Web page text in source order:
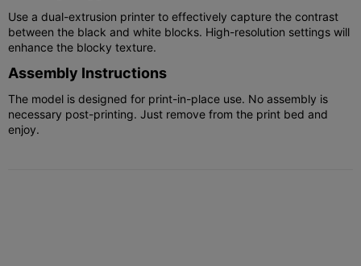
Use a dual-extrusion printer to effectively capture the contrast
between the black and white blocks. High-resolution settings will
enhance the blocky texture.
Assembly Instructions
The model is designed for print-in-place use. No assembly is
necessary post-printing. Just remove from the print bed and
enjoy.